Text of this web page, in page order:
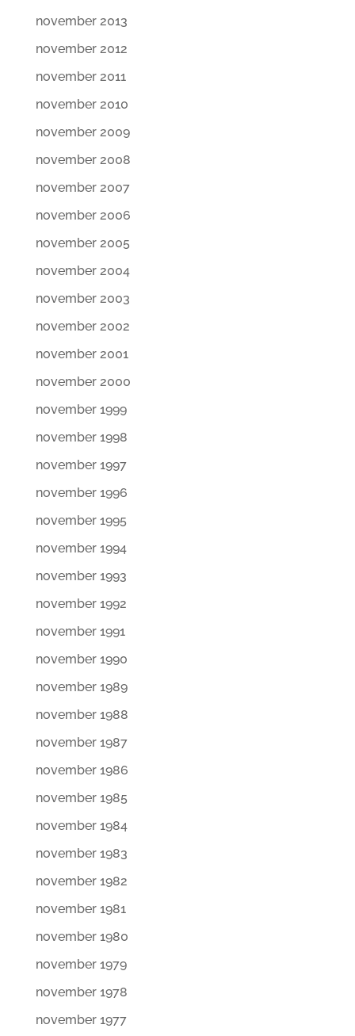
november 2013
november 2012
november 2011
november 2010
november 2009
november 2008
november 2007
november 2006
november 2005
november 2004
november 2003
november 2002
november 2001
november 2000
november 1999
november 1998
november 1997
november 1996
november 1995
november 1994
november 1993
november 1992
november 1991
november 1990
november 1989
november 1988
november 1987
november 1986
november 1985
november 1984
november 1983
november 1982
november 1981
november 1980
november 1979
november 1978
november 1977